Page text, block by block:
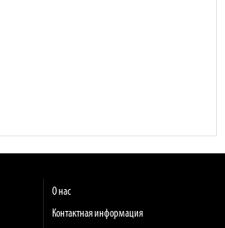
О нас
Контактная информация